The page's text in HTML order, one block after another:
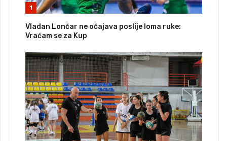
1
Vladan Lončar ne očajava poslije loma ruke:
Vraćam se za Kup